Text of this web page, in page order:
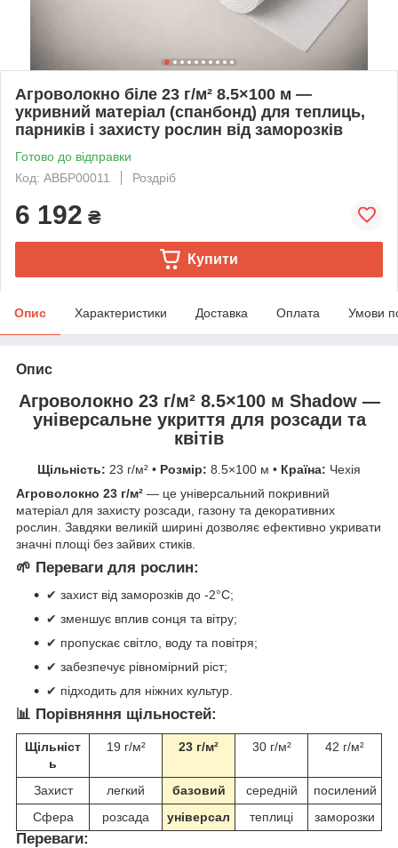
Агроволокно біле 23 г/м² 8.5×100 м —
укривний матеріал (спанбонд) для теплиць,
парників і захисту рослин від заморозків
Готово до відправки
Код: АВБР00011
Роздріб
6 192 ₴
Купити
Опис Характеристики Доставка Оплата Умови
Опис
Агроволокно 23 г/м² 8.5×100 м Shadow —
універсальне укриття для розсади та
квітів
Щільність: 23 г/м² • Розмір: 8.5×100 м • Країна: Чехія
Агроволокно 23 г/м² — це універсальний покривний
матеріал для захисту розсади, газону та декоративних
рослин. Завдяки великій ширині дозволяє ефективно укривати
значні площі без зайвих стиків.
🌱 Переваги для рослин:
✔ захист від заморозків до -2°C;
✔ зменшує вплив сонця та вітру;
✔ пропускає світло, воду та повітря;
✔ забезпечує рівномірний ріст;
✔ підходить для ніжних культур.
📊 Порівняння щільностей:
Щільніст
ь
19 г/м² 23 г/м² 30 г/м² 42 г/м²
Захист легкий базовий середній
посилений
Сфера
розсада універсал теплиці заморозки
Переваги: